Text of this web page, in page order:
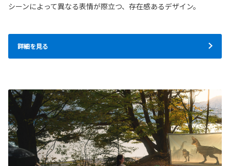
シーンによって異なる表情が際立つ、存在感あるデザイン。
詳細を見る